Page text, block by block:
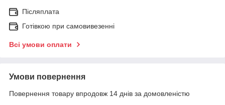
Післяплата
Готівкою при самовивезенні
Всі умови оплати
Умови повернення
Повернення товару впродовж 14 днів за домовленістю